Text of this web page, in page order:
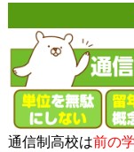
通信制高校は前の